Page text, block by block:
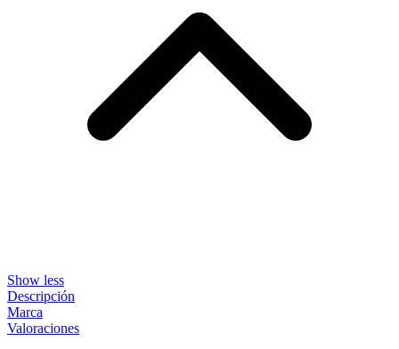
Show less
Descripción
Marca
Valoraciones